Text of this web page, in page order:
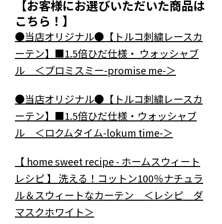
【お客様にお選びいただいた商品は
こちら！】
●当店オリジナル●【トルコ刺繍レースカ
ーテン】■1.5倍ひだ仕様・ ウォッシャブ
ル ＜プロミスミー-promise me-＞
●当店オリジナル●【トルコ刺繍レースカ
ーテン】■1.5倍ひだ仕様・ウォッシャブ
ル ＜ロクムタイム-lokum time-＞
【 home sweet recipe - ホームスウィート
レシピ 】 洗える！コットン100％ナチュラ
ル＆スウィートなカーテン ＜レシピ ダ
マスクホワイト＞